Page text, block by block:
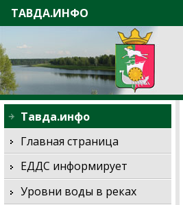
ТАВДА.ИНФО
Тавда.инфо
Главная страница
ЕДДС информирует
Уровни воды в реках